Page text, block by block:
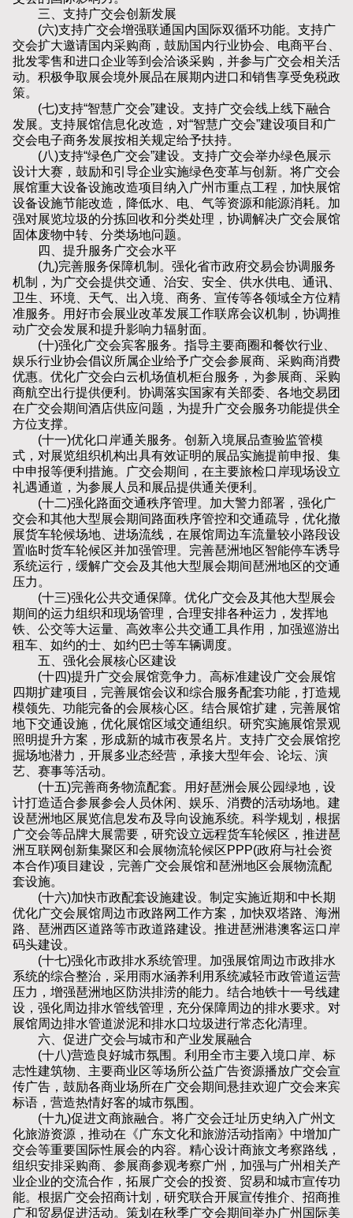
三、支持广交会创新发展
(六)支持广交会增强联通国内国际双循环功能。支持广
交会扩大邀请国内采购商，鼓励国内行业协会、电商平台、
批发零售和进口企业等到会洽谈采购，并参与广交会相关活
动。积极争取展会境外展品在展期内进口和销售享受免税政
策。
(七)支持“智慧广交会”建设。支持广交会线上线下融合
发展。支持展馆信息化改造，对“智慧广交会”建设项目和广
交会电子商务发展按相关规定给予扶持。
(八)支持“绿色广交会”建设。支持广交会举办绿色展示
设计大赛，鼓励和引导企业实施绿色变革与创新。将广交会
展馆重大设备设施改造项目纳入广州市重点工程，加快展馆
设备设施节能改造，降低水、电、气等资源和能源消耗。加
强对展览垃圾的分拣回收和分类处理，协调解决广交会展馆
固体废物中转、分类场地问题。
四、提升服务广交会水平
(九)完善服务保障机制。强化省市政府交易会协调服务
机制，为广交会提供交通、治安、安全、供水供电、通讯、
卫生、环境、天气、出入境、商务、宣传等各领域全方位精
准服务。用好市会展业改革发展工作联席会议机制，协调推
动广交会发展和提升影响力辐射面。
(十)强化广交会宾客服务。指导主要商圈和餐饮行业、
娱乐行业协会倡议所属企业给予广交会参展商、采购商消费
优惠。优化广交会白云机场值机柜台服务，为参展商、采购
商航空出行提供便利。协调落实国家有关部委、各地交易团
在广交会期间酒店供应问题，为提升广交会服务功能提供全
方位支撑。
(十一)优化口岸通关服务。创新入境展品查验监管模
式，对展览组织机构出具有效证明的展品实施提前申报、集
中申报等便利措施。广交会期间，在主要旅检口岸现场设立
礼遇通道，为参展人员和展品提供通关便利。
(十二)强化路面交通秩序管理。加大警力部署，强化广
交会和其他大型展会期间路面秩序管控和交通疏导，优化撤
展货车轮候场地、进场流线，在展馆周边车流量较小路段设
置临时货车轮候区并加强管理。完善琶洲地区智能停车诱导
系统运行，缓解广交会及其他大型展会期间琶洲地区的交通
压力。
(十三)强化公共交通保障。优化广交会及其他大型展会
期间的运力组织和现场管理，合理安排各种运力，发挥地
铁、公交等大运量、高效率公共交通工具作用，加强巡游出
租车、如约的士、如约巴士等车辆调度。
五、强化会展核心区建设
(十四)提升广交会展馆竞争力。高标准建设广交会展馆
四期扩建项目，完善展馆会议和综合服务配套功能，打造规
模领先、功能完备的会展核心区。结合展馆扩建，完善展馆
地下交通设施，优化展馆区域交通组织。研究实施展馆景观
照明提升方案，形成新的城市夜景名片。支持广交会展馆挖
掘场地潜力，开展多业态经营，承接大型年会、论坛、演
艺、赛事等活动。
(十五)完善商务物流配套。用好琶洲会展公园绿地，设
计打造适合参展参会人员休闲、娱乐、消费的活动场地。建
设琶洲地区展览信息发布及导向设施系统。科学规划，根据
广交会等品牌大展需要，研究设立远程货车轮候区，推进琶
洲互联网创新集聚区和会展物流轮候区PPP(政府与社会资
本合作)项目建设，完善广交会展馆和琶洲地区会展物流配
套设施。
(十六)加快市政配套设施建设。制定实施近期和中长期
优化广交会展馆周边市政路网工作方案，加快双塔路、海洲
路、琶洲西区道路等市政道路建设。推进琶洲港澳客运口岸
码头建设。
(十七)强化市政排水系统管理。加强展馆周边市政排水
系统的综合整治，采用雨水涵养利用系统减轻市政管道运营
压力，增强琶洲地区防洪排涝的能力。结合地铁十一号线建
设，强化周边排水管线管理，充分保障周边的排水要求。对
展馆周边排水管道淤泥和排水口垃圾进行常态化清理。
六、促进广交会与城市和产业发展融合
(十八)营造良好城市氛围。利用全市主要入境口岸、标
志性建筑物、主要商业区等场所公益广告资源播放广交会宣
传广告，鼓励各商业场所在广交会期间悬挂欢迎广交会来宾
标语，营造热情好客的城市氛围。
(十九)促进文商旅融合。将广交会迁址历史纳入广州文
化旅游资源，推动在《广东文化和旅游活动指南》中增加广
交会等重要国际性展会的内容。精心设计商旅文考察路线，
组织安排采购商、参展商参观考察广州，加强与广州相关产
业企业的交流合作，拓展广交会的投资、贸易和城市宣传功
能。根据广交会招商计划，研究联合开展宣传推介、招商推
广和贸易促进活动。策划在秋季广交会期间举办广州国际美